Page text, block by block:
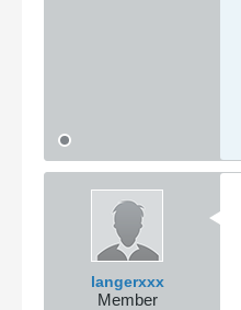
langerxxx
Member